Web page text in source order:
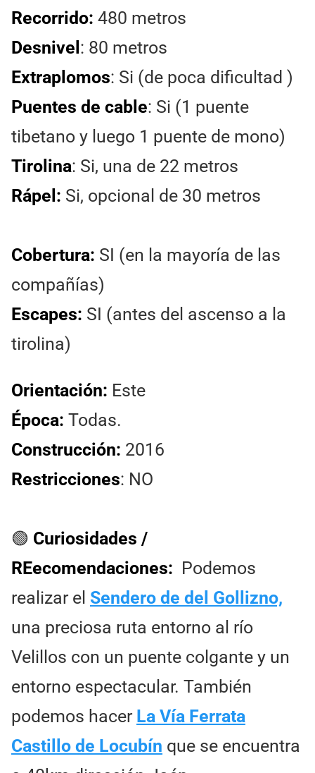
Recorrido: 480 metros
Desnivel : 80 metros
Extraplomos: Si (de poca dificultad )
Puentes de cable: Si (1 puente
tibetano y luego 1 puente de mono)
Tirolina: Si, una de 22 metros
Rápel: Si, opcional de 30 metros
Cobertura: SI (en la mayoría de las
compañías)
Escapes: SI (antes del ascenso a la
tirolina)
Orientación: Este
Época: Todas.
Construcción: 2016
Restricciones: NO
🟢 Curiosidades /
REecomendaciones: Podemos
realizar el Sendero de del Gollizno,
una preciosa ruta entorno al río
Velillos con un puente colgante y un
entorno espectacular. También
podemos hacer La Vía Ferrata
Castillo de Locubín que se encuentra